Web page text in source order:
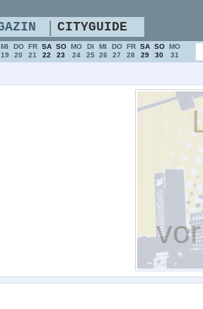
| CITYGUIDE
MI
19
DO
20
FR
21
SA
22
SO
23
MO
24
DI
25
MI
26
DO
27
FR
28
SA
29
SO
30
MO
31